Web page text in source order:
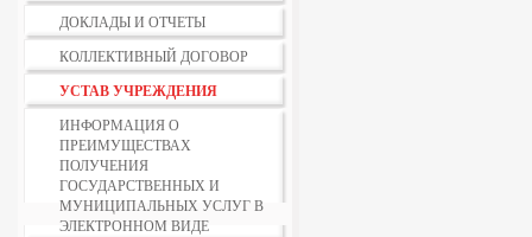
ДОКЛАДЫ И ОТЧЕТЫ
КОЛЛЕКТИВНЫЙ ДОГОВОР
УСТАВ УЧРЕЖДЕНИЯ
ИНФОРМАЦИЯ О
ПРЕИМУЩЕСТВАХ
ПОЛУЧЕНИЯ
ГОСУДАРСТВЕННЫХ И
МУНИЦИПАЛЬНЫХ УСЛУГ В
ЭЛЕКТРОННОМ ВИДЕ